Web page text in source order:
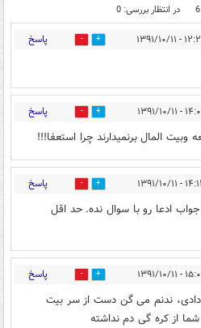
در انتظار بررسی: 0
۱۳۹۱/۱۰/۱۱ 0 پاسخ
۱۳۹۱/۱۰/۱۱ 0 پاسخ
المال برنمیدارند چرا استعفا!!!
۱۳۹۱/۱۰/۱۱ 0 پاسخ
ادعا رو با سوال نده. حد اقل
۱۳۹۱/۱۰/۱۱ 0 پاسخ
ندنم می گن دست از سر بیت
از کره گی دم نداشته